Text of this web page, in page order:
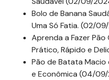
Bolo de Banana
Uma Só Fatia. (02/
Aprenda a Fazer
Prático, Rápido e
Pão de Batata Macio
e Econômica (04/